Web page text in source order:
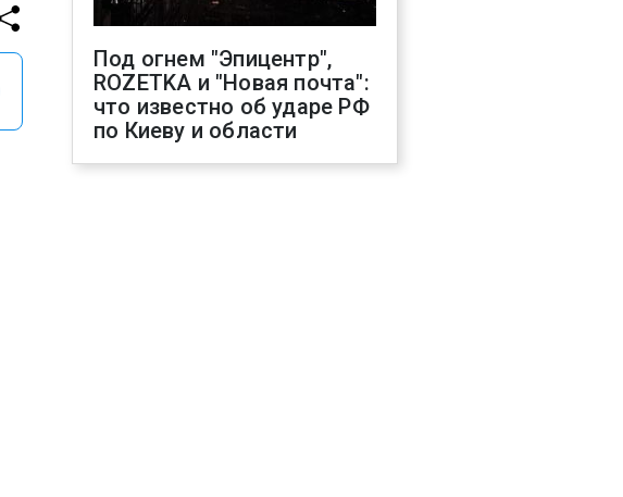
Под огнем "Эпицентр",
ROZETKA и "Новая почта":
что известно об ударе РФ
по Киеву и области